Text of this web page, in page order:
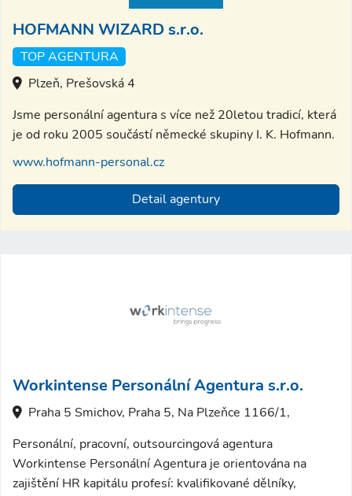
HOFMANN WIZARD s.r.o.
TOP AGENTURA
Plzeň, Prešovská 4
Jsme personální agentura s více než 20letou tradicí, která
je od roku 2005 součástí německé skupiny I. K. Hofmann.
www.hofmann-personal.cz
Detail agentury
Workintense Personální Agentura s.r.o.
Praha 5 Smichov, Praha 5, Na Plzeňce 1166/1,
Personální, pracovní, outsourcingová agentura
Workintense Personální Agentura je orientována na
zajištění HR kapitálu profesí: kvalifikované dělníky,